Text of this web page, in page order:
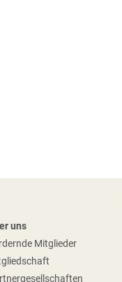
uns
Mitglieder